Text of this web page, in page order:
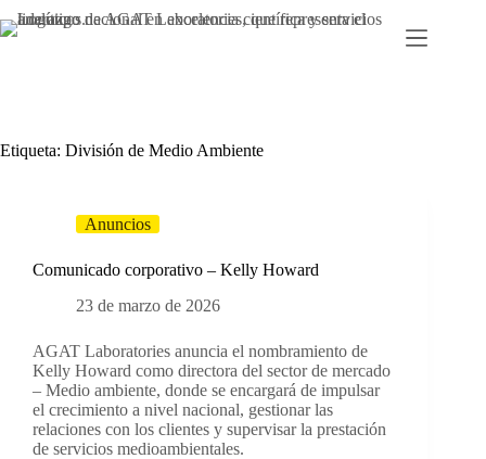
al
Etiqueta: División de Medio Ambiente
Anuncios
Comunicado corporativo – Kelly Howard
23 de marzo de 2026
AGAT Laboratories anuncia el nombramiento de
Kelly Howard como directora del sector de mercado
– Medio ambiente, donde se encargará de impulsar
el crecimiento a nivel nacional, gestionar las
relaciones con los clientes y supervisar la prestación
de servicios medioambientales.